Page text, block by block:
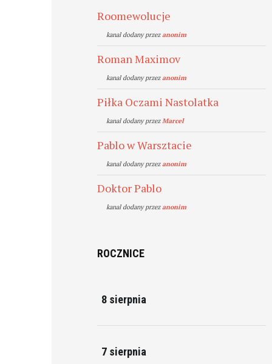
Roomewolucje
kanal dodany przezanonim
Roman Maximov
kanal dodany przezanonim
Piłka Oczami Nastolatka
kanal dodany przezMarcel
Pablo w Warsztacie
kanal dodany przezanonim
Doktor Pablo
kanal dodany przezanonim
ROCZNICE
8 sierpnia
7 sierpnia